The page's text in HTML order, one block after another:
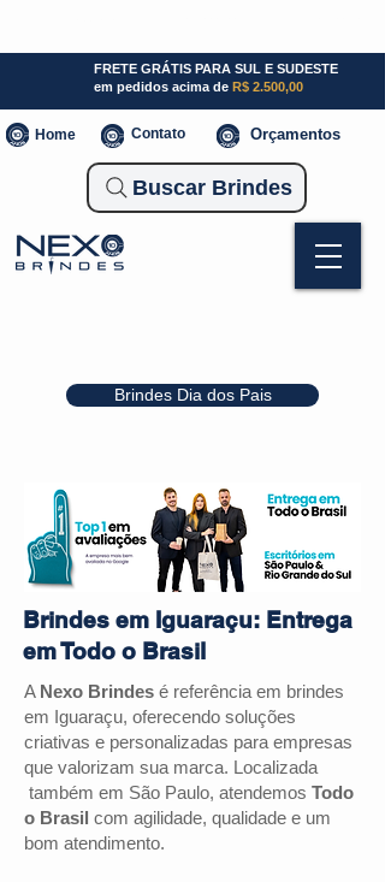
Brindes Dia dos Pais
FRETE GRÁTIS PARA SUL E SUDESTE
em pedidos acima de R$ 2.500,00
Home Contato Orçamentos
Buscar Brindes
Brindes em Iguaraçu: Entrega
em Todo o Brasil
A Nexo Brindes é referência em brindes
em Iguaraçu, oferecendo soluções
criativas e personalizadas para empresas
que valorizam sua marca. Localizada
também em São Paulo, atendemos Todo
o Brasil com agilidade, qualidade e um
bom atendimento.